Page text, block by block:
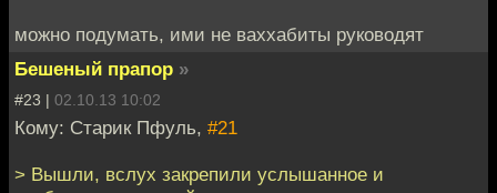
можно подумать, ими не ваххабиты руководят
Бешеный прапор »
#23 | 02.10.13 10:02
Кому: Старик Пфуль, #21
> Вышли, вслух закрепили услышанное и